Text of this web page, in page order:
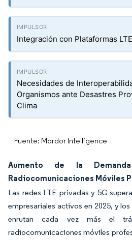
Integración con Plataformas
Necesidades de
Organismos ante Desastres
Clima
Fuente: Mordor Intelligence
Aumento de la
Radiocomunicaciones Móviles
Las redes LTE privadas y 5G
empresariales activos en 2025, y
enrutan cada vez más el
radiocomunicaciones móviles